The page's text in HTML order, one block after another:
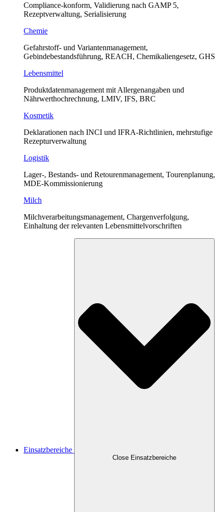
Compliance-konform, Validierung nach GAMP 5,
Rezeptverwaltung, Serialisierung
Chemie
Gefahrstoff- und Variantenmanagement,
Gebindebestandsführung, REACH, Chemikaliengesetz, GHS
Lebensmittel
Produktdatenmanagement mit Allergenangaben und
Nährwerthochrechnung, LMIV, IFS, BRC
Kosmetik
Deklarationen nach INCI und IFRA-Richtlinien, mehrstufige
Rezepturverwaltung
Logistik
Lager-, Bestands- und Retourenmanagement, Tourenplanung,
MDE-Kommissionierung
Milch
Milchverarbeitungsmanagement, Chargenverfolgung,
Einhaltung der relevanten Lebensmittelvorschriften
Einsatzbereiche
Close Einsatzbereiche